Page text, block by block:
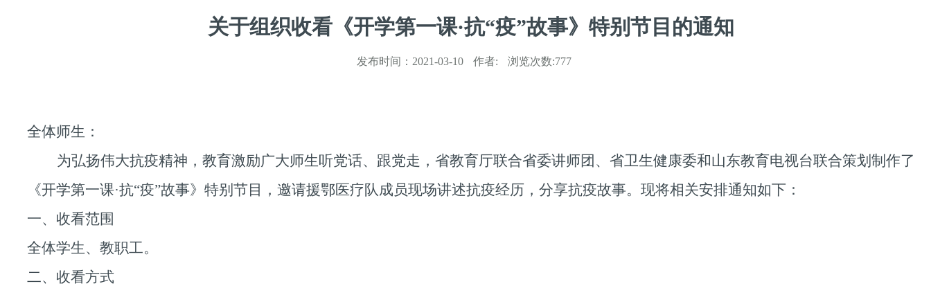
关于组织收看《开学第一课·抗“疫”故事》特别节目的通知
发布时间： 2021-03-10 作者: 浏览次数:777
全体师生：
为弘扬伟大抗疫精神，教育激励广大师生听党话、跟党走，省教育厅联合省委讲师团、省卫生健康委和山东教育电视台联合策划制作了
《开学第一课·抗“疫”故事》特别节目，邀请援鄂医疗队成员现场讲述抗疫经历，分享抗疫故事。现将相关安排通知如下：
一、收看范围
全体学生、教职工。
二、收看方式